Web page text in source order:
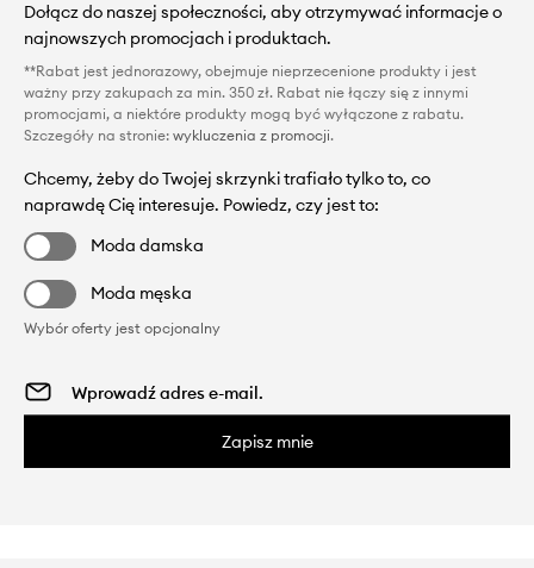
Dołącz do naszej społeczności, aby otrzymywać informacje o
najnowszych promocjach i produktach.
**Rabat jest jednorazowy, obejmuje nieprzecenione produkty i jest
ważny przy zakupach za min. 350 zł. Rabat nie łączy się z innymi
promocjami, a niektóre produkty mogą być wyłączone z rabatu.
Szczegóły na stronie: wykluczenia z promocji.
Chcemy, żeby do Twojej skrzynki trafiało tylko to, co
naprawdę Cię interesuje. Powiedz, czy jest to:
Moda damska
Moda męska
Wybór oferty jest opcjonalny
Zapisz mnie